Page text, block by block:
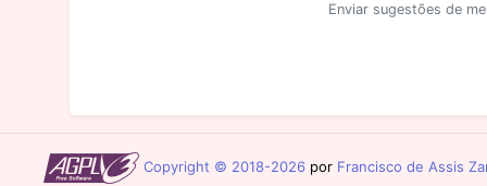
Enviar sugestões de
Copyright © 2018-2026 por Francisco de Assis